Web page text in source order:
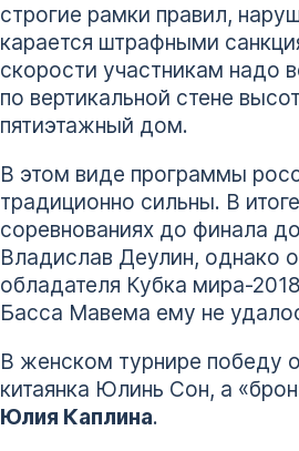
строгие рамки правил,
карается штрафными
скорости участникам надо
по вертикальной стене
пятиэтажный дом.
В этом виде программы
традиционно сильны. В
соревнованиях до финала
Владислав Деулин, однако
обладателя Кубка мира-
Басса Мавема ему не
В женском турнире победу
китаянка Юлинь Сон, а
Юлия Каплина.